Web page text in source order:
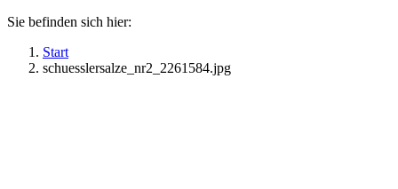
Sie befinden sich hier:
Start
schuesslersalze_nr2_2261584.jpg